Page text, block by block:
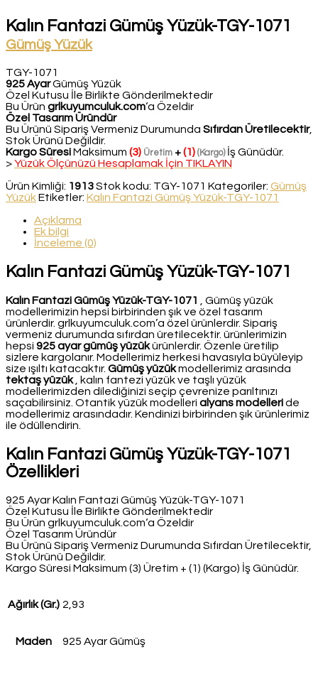
Kalın Fantazi Gümüş Yüzük-TGY-1071
Gümüş Yüzük
TGY-1071
925 AyarGümüş Yüzük
Özel Kutusu İle Birlikte Gönderilmektedir
Bu Ürün grlkuyumculuk.com‘a Özeldir
Özel Tasarım Üründür
Bu Ürünü Sipariş Vermeniz Durumunda Sıfırdan Üretilecektir,
Stok Ürünü Değildir.
Kargo SüresiMaksimum (3) Üretim +(1) (Kargo)İş Günüdür.
>Yüzük Ölçünüzü Hesaplamak İçin TIKLAYIN
Ürün Kimliği: 1913Stok kodu: TGY-1071 Kategoriler: Gümüş
YüzükEtiketler: Kalın Fantazi Gümüş Yüzük-TGY-1071
Açıklama
Ek bilgi
İnceleme (0)
Kalın Fantazi Gümüş Yüzük-TGY-1071
Kalın Fantazi Gümüş Yüzük-TGY-1071
, Gümüş yüzük
modellerimizin hepsi birbirinden şık ve özel tasarım
ürünlerdir. grlkuyumculuk.com’a özel ürünlerdir. Sipariş
vermeniz durumunda sıfırdan üretilecektir. ürünlerimizin
hepsi 925 ayar gümüş yüzükürünlerdir. Özenle üretilip
sizlere kargolanır. Modellerimiz herkesi havasıyla büyüleyip
size ışıltı katacaktır. Gümüş yüzükmodellerimiz arasında
tektaş yüzük, kalın fantezi yüzük ve taşlı yüzük
modellerimizden dilediğinizi seçip çevrenize parıltınızı
saçabilirsiniz. Otantik yüzük modelleri alyans modelleride
modellerimiz arasındadır. Kendinizi birbirinden şık ürünlerimiz
ile ödüllendirin.
Kalın Fantazi Gümüş Yüzük-TGY-1071
Özellikleri
925 Ayar Kalın Fantazi Gümüş Yüzük-TGY-1071
Özel Kutusu İle Birlikte Gönderilmektedir
Bu Ürün grlkuyumculuk.com‘a Özeldir
Özel Tasarım Üründür
Bu Ürünü Sipariş Vermeniz Durumunda Sıfırdan Üretilecektir,
Stok Ürünü Değildir.
Kargo Süresi Maksimum (3) Üretim + (1) (Kargo) İş Günüdür.
Ağırlık (Gr.) 2,93
Maden 925 Ayar Gümüş